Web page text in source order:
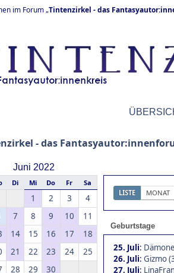
im Forum „Tintenzirkel - das
- das
Juni 2022
Di Mi Do Fr Sa
1 2 3
4
7 8 9 10
11
14 15 16 17
18
21 22 23 24
25
28 29 30
LISTE MONAT
Geburtstage
25. Juli:
26. Juli: Gizmo
27. Juli: